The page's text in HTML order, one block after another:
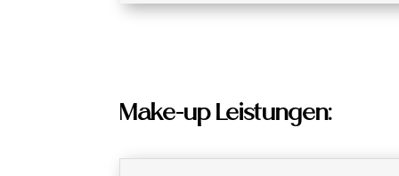
Make-up Leistungen: